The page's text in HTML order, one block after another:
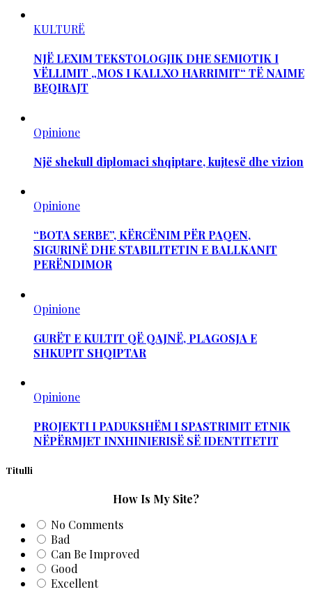
KULTURË
NJË LEXIM TEKSTOLOGJIK DHE SEMIOTIK I
VËLLIMIT „MOS I KALLXO HARRIMIT“ TË NAIME
BEQIRAJT
Opinione
Një shekull diplomaci shqiptare, kujtesë dhe vizion
Opinione
“BOTA SERBE”, KËRCËNIM PËR PAQEN,
SIGURINË DHE STABILITETIN E BALLKANIT
PERËNDIMOR
Opinione
GURËT E KULTIT QË QAJNË, PLAGOSJA E
SHKUPIT SHQIPTAR
Opinione
PROJEKTI I PADUKSHËM I SPASTRIMIT ETNIK
NËPËRMJET INXHINIERISË SË IDENTITETIT
Titulli
How Is My Site?
No Comments
Bad
Can Be Improved
Good
Excellent